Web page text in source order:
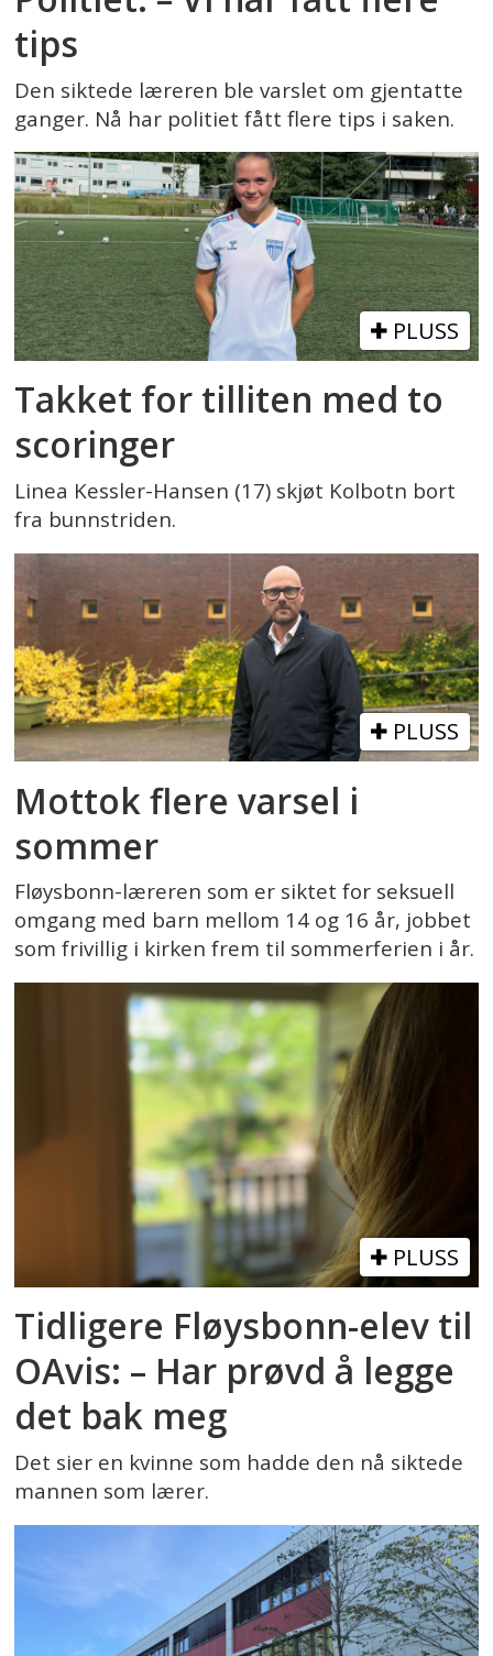
tips
Den siktede læreren ble varslet om gjentatte
ganger. Nå har politiet fått flere tips i saken.
PLUSS
Takket for tilliten med to
scoringer
Linea Kessler-Hansen (17) skjøt Kolbotn bort
fra bunnstriden.
PLUSS
Mottok flere varsel i
sommer
Fløysbonn-læreren som er siktet for seksuell
omgang med barn mellom 14 og 16 år, jobbet
som frivillig i kirken frem til sommerferien i år.
PLUSS
Tidligere Fløysbonn-elev til
OAvis: – Har prøvd å legge
det bak meg
Det sier en kvinne som hadde den nå siktede
mannen som lærer.